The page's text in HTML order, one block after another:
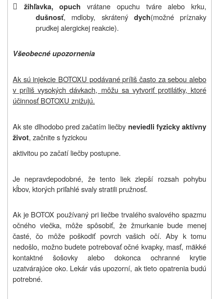
 žihľavka, opuch
vrátane opuchu tváre alebo krku,
dušnosť, mdloby, skrátený dych(možné príznaky
prudkej alergickej reakcie).
Všeobecné upozornenia
Ak sú injekcie BOTOXU podávané príliš často za sebou alebo
v príliš vysokých dávkach, môžu sa vytvoriť protilátky, ktoré
účinnosť BOTOXU znižujú.
Ak ste dlhodobo pred začatím liečby neviedli fyzicky aktívny
život, začnite s fyzickou
aktivitou po začatí liečby postupne.
Je nepravdepodobné, že tento liek zlepší rozsah pohybu
kĺbov, ktorých priľahlé svaly stratili pružnosť.
Ak je BOTOX používaný pri liečbe trvalého svalového spazmu
očného viečka, môže spôsobiť, že žmurkanie bude menej
časté, čo môže poškodiť povrch vašich očí. Aby k tomu
nedošlo, možno budete potrebovať očné kvapky, masť, mäkké
kontaktné šošovky alebo dokonca ochranné krytie
uzatvárajúce oko. Lekár vás upozorní, ak tieto opatrenia budú
potrebné.